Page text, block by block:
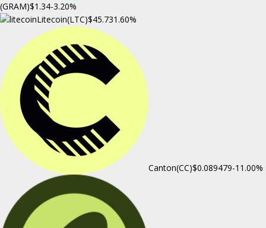
(GRAM)$1.34-3.20%
Litecoin(LTC)$45.731.60%
Canton(CC)$0.089479-11.00%